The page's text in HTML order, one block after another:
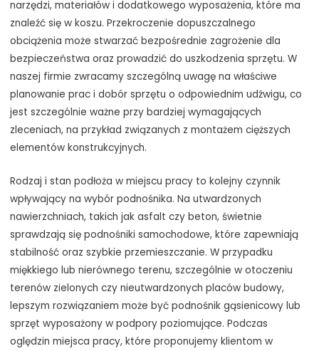
narzędzi, materiałów i dodatkowego wyposażenia, które ma
znaleźć się w koszu. Przekroczenie dopuszczalnego
obciążenia może stwarzać bezpośrednie zagrożenie dla
bezpieczeństwa oraz prowadzić do uszkodzenia sprzętu. W
naszej firmie zwracamy szczególną uwagę na właściwe
planowanie prac i dobór sprzętu o odpowiednim udźwigu, co
jest szczególnie ważne przy bardziej wymagających
zleceniach, na przykład związanych z montażem cięższych
elementów konstrukcyjnych.
Rodzaj i stan podłoża w miejscu pracy to kolejny czynnik
wpływający na wybór podnośnika. Na utwardzonych
nawierzchniach, takich jak asfalt czy beton, świetnie
sprawdzają się podnośniki samochodowe, które zapewniają
stabilność oraz szybkie przemieszczanie. W przypadku
miękkiego lub nierównego terenu, szczególnie w otoczeniu
terenów zielonych czy nieutwardzonych placów budowy,
lepszym rozwiązaniem może być podnośnik gąsienicowy lub
sprzęt wyposażony w podpory poziomujące. Podczas
oględzin miejsca pracy, które proponujemy klientom w